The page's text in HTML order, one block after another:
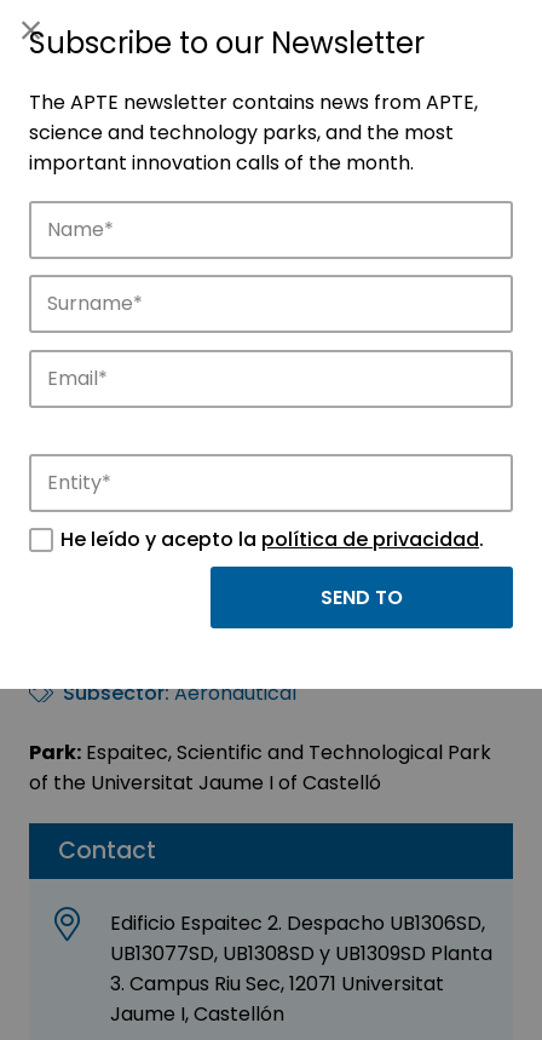
Companies
Discover the companies that drive
innovation in APTE’s parks.
Contact
Edificio Espaitec 2. Despacho UB1306SD,
UB13077SD, UB1308SD y UB1309SD Planta
3. Campus Riu Sec, 12071 Universitat
Jaume I, Castellón
ARKADIA
Subsector:Aeronautical
Park: Espaitec, Scientific and Technological Park
of the Universitat Jaume I of Castelló
Subscribe to our Newsletter
The APTE newsletter contains news from APTE,
science and technology parks, and the most
important innovation calls of the month.
He leído y acepto la política de privacidad.